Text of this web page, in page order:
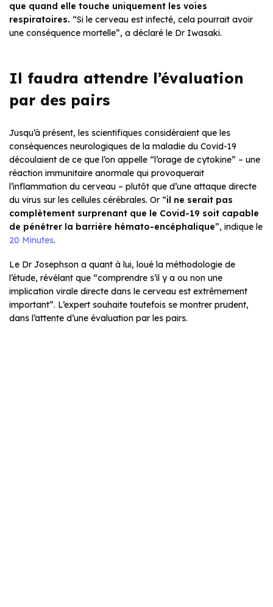
que quand elle touche uniquement les voies
respiratoires. “Si le cerveau est infecté, cela pourrait avoir
une conséquence mortelle”, a déclaré le Dr Iwasaki.
Il faudra attendre l’évaluation
par des pairs
Jusqu’à présent, les scientifiques considéraient que les
conséquences neurologiques de la maladie du Covid-19
découlaient de ce que l’on appelle “l’orage de cytokine” – une
réaction immunitaire anormale qui provoquerait
l’inflammation du cerveau – plutôt que d’une attaque directe
du virus sur les cellules cérébrales. Or “il ne serait pas
complètement surprenant que le Covid-19 soit capable
de pénétrer la barrière hémato-encéphalique”, indique le
20 Minutes.
Le Dr Josephson a quant à lui, loué la méthodologie de
l’étude, révélant que “comprendre s’il y a ou non une
implication virale directe dans le cerveau est extrêmement
important”. L’expert souhaite toutefois se montrer prudent,
dans l’attente d’une évaluation par les pairs.